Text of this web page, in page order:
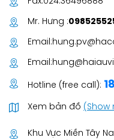
Mr. Hưng :
Email:
Email:
Hotline (free call):
Xem bản đồ (Show
Khu Vực Miền Tây